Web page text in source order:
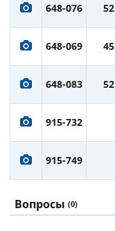
648-076 52
648-069 45
648-083 52
915-732
915-749
Вопросы (0)